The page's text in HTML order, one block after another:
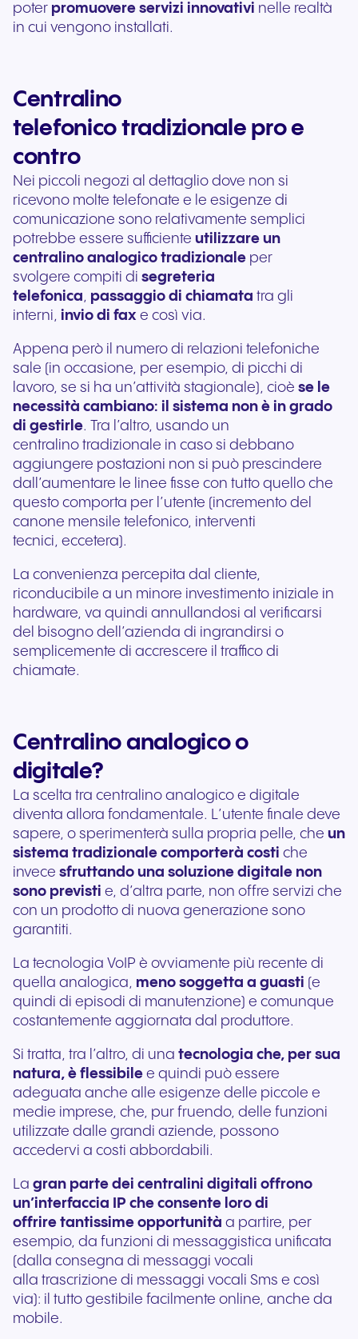
poter promuovere servizi innovativi nelle realtà
in cui vengono installati.
Centralino
telefonico tradizionale pro e
contro
Nei piccoli negozi al dettaglio dove non si
ricevono molte telefonate e le esigenze di
comunicazione sono relativamente semplici
potrebbe essere sufficiente utilizzare un
centralino analogico tradizionale per
svolgere compiti di segreteria
telefonica, passaggio di chiamata tra gli
interni, invio di fax e così via.
Appena però il numero di relazioni telefoniche
sale (in occasione, per esempio, di picchi di
lavoro, se si ha un’attività stagionale), cioè se le
necessità cambiano: il sistema non è in grado
di gestirle. Tra l’altro, usando un
centralino tradizionale in caso si debbano
aggiungere postazioni non si può prescindere
dall’aumentare le linee fisse con tutto quello che
questo comporta per l’utente (incremento del
canone mensile telefonico, interventi
tecnici, eccetera).
La convenienza percepita dal cliente,
riconducibile a un minore investimento iniziale in
hardware, va quindi annullandosi al verificarsi
del bisogno dell’azienda di ingrandirsi o
semplicemente di accrescere il traffico di
chiamate.
Centralino analogico o
digitale?
La scelta tra centralino analogico e digitale
diventa allora fondamentale. L’utente finale deve
sapere, o sperimenterà sulla propria pelle, che un
sistema tradizionale comporterà costi che
invece sfruttando una soluzione digitale non
sono previsti e, d’altra parte, non offre servizi che
con un prodotto di nuova generazione sono
garantiti.
La tecnologia VoIP è ovviamente più recente di
quella analogica, meno soggetta a guasti (e
quindi di episodi di manutenzione) e comunque
costantemente aggiornata dal produttore.
Si tratta, tra l’altro, di una tecnologia che, per sua
natura, è flessibile e quindi può essere
adeguata anche alle esigenze delle piccole e
medie imprese, che, pur fruendo, delle funzioni
utilizzate dalle grandi aziende, possono
accedervi a costi abbordabili.
La gran parte dei centralini digitali offrono
un’interfaccia IP che consente loro di
offrire tantissime opportunità a partire, per
esempio, da funzioni di messaggistica unificata
(dalla consegna di messaggi vocali
alla trascrizione di messaggi vocali Sms e così
via): il tutto gestibile facilmente online, anche da
mobile.